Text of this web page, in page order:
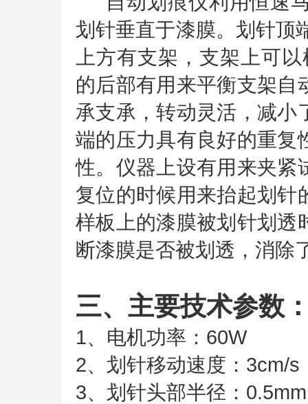
划针垂直于漆膜。划针顶
上方有支架，支架上可
的后部有用来平衡支架自
承支承，转动灵活，减小
端的压力具有良好的重复
性。仪器上设有用来夹紧
复位的时候用来抬起划针
样板上的漆膜被划针划透
断漆膜是否被划透，消除
三、主要技术参数
1、电机功率：60W
2、划针移动速度：3cm/s
3、划针头部半径：